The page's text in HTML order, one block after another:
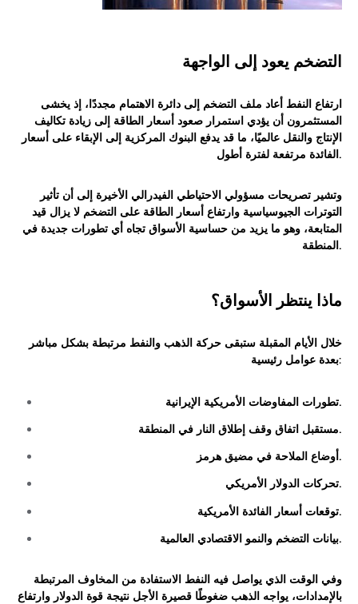
التضخم يعود إلى الواجهة
ارتفاع النفط أعاد ملف التضخم إلى دائرة الاهتمام مجددًا، إذ يخشى
المستثمرون أن يؤدي استمرار صعود أسعار الطاقة إلى زيادة تكاليف
الإنتاج والنقل عالميًا، ما قد يدفع البنوك المركزية إلى الإبقاء على أسعار
الفائدة مرتفعة لفترة أطول.
وتشير تصريحات مسؤولي الاحتياطي الفيدرالي الأخيرة إلى أن تأثير
التوترات الجيوسياسية وارتفاع أسعار الطاقة على التضخم لا يزال قيد
المتابعة، وهو ما يزيد من حساسية الأسواق تجاه أي تطورات جديدة في
المنطقة.
ماذا ينتظر الأسواق؟
خلال الأيام المقبلة ستبقى حركة الذهب والنفط مرتبطة بشكل مباشر
بعدة عوامل رئيسية:
تطورات المفاوضات الأمريكية الإيرانية.
مستقبل اتفاق وقف إطلاق النار في المنطقة.
أوضاع الملاحة في مضيق هرمز.
تحركات الدولار الأمريكي.
توقعات أسعار الفائدة الأمريكية.
بيانات التضخم والنمو الاقتصادي العالمية.
وفي الوقت الذي يواصل فيه النفط الاستفادة من المخاوف المرتبطة
بالإمدادات، يواجه الذهب ضغوطًا قصيرة الأجل نتيجة قوة الدولار وارتفاع